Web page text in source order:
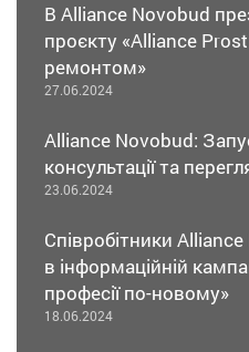
В Alliance Novobud
проєкту «Alliance
ремонтом»
27.06.2024
Alliance Novobud:
консультації та
23.06.2024
Співробітники
в інформаційній
професії по-новому»
18.06.2024